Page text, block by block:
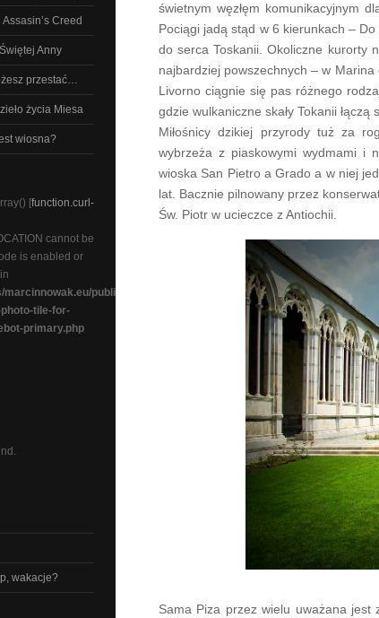
Creed
Anny
przestać…
życia Miesa
wiosna?
[function.curl-
cannot be
is enabled or
public_html/wp-
tile-for-
primary.php
wakacje?
świetnym węzłęm komunikacyjnym
Pociągi jadą stąd w 6 kierunkach –
do serca Toskanii. Okoliczne kurorty
najbardziej powszechnych – w
Livorno ciągnie się pas różnego
gdzie wulkaniczne skały Tokanii
Miłośnicy dzikiej przyrody tuż za
wybrzeża z piaskowymi wydmami i
wioska San Pietro a Grado a w niej
lat. Bacznie pilnowany przez
Św. Piotr w ucieczce z Antiochii.
Sama Piza przez wielu uważana